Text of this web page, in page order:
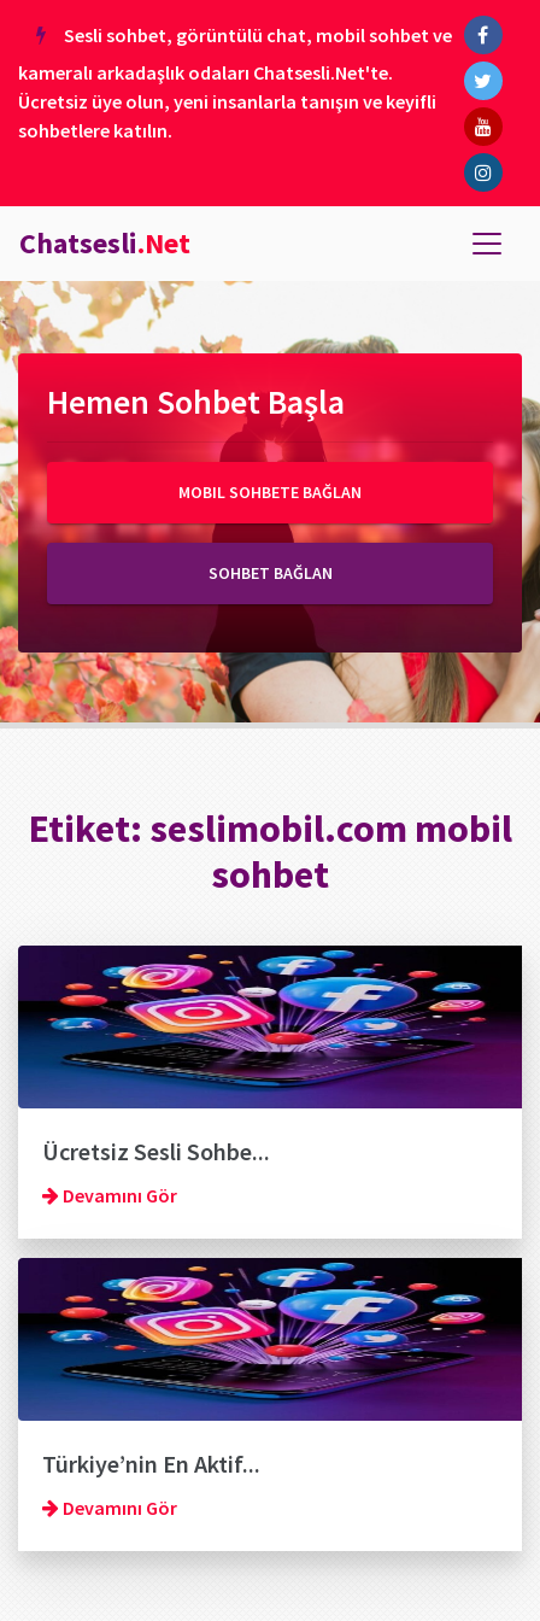
Sesli sohbet, görüntülü chat, mobil sohbet ve
kameralı arkadaşlık odaları Chatsesli.Net'te.
Ücretsiz üye olun, yeni insanlarla tanışın ve keyifli
sohbetlere katılın.
Chatsesli.Net
Hemen Sohbet Başla
MOBIL SOHBETE BAĞLAN
SOHBET BAĞLAN
Etiket: seslimobil.com mobil
sohbet
Ücretsiz Sesli Sohbe...
Devamını Gör
Türkiye’nin En Aktif...
Devamını Gör